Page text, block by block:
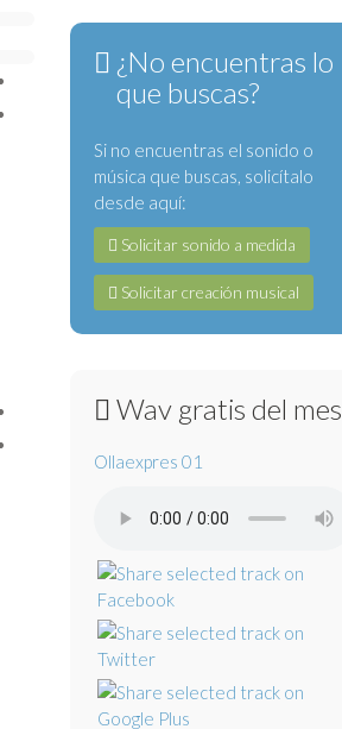
¿No encuentras lo
que buscas?
Si no encuentras el sonido o
música que buscas, solicítalo
desde aquí:
Solicitar sonido a medida
Solicitar creación musical
Wav gratis del mes
Ollaexpres 01